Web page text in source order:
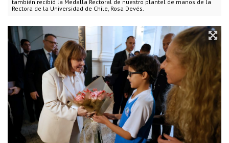
también recibió la Medalla Rectoral de nuestro plantel de manos de la
Rectora de la Universidad de Chile, Rosa Devés.